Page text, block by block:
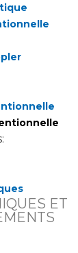
en santé
tabac
ET